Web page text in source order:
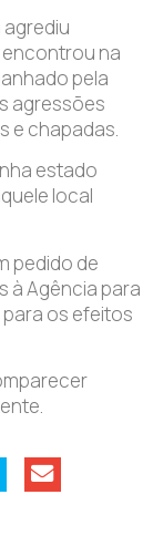
na
pela
agressões
e chapadas.
estado
local
pedido de
à Agência para
para os efeitos